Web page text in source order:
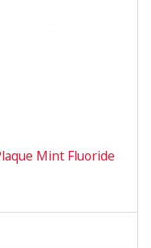
Mint Fluoride